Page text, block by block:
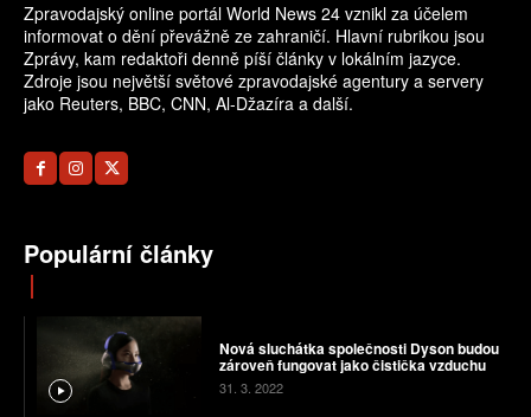
Zpravodajský online portál World News 24 vznikl za účelem
informovat o dění převážně ze zahraničí. Hlavní rubrikou jsou
Zprávy, kam redaktoři denně píší články v lokálním jazyce.
Zdroje jsou největší světové zpravodajské agentury a servery
jako Reuters, BBC, CNN, Al-Džazíra a další.
Populární články
Nová sluchátka společnosti Dyson budou
zároveň fungovat jako čistička vzduchu
31. 3. 2022